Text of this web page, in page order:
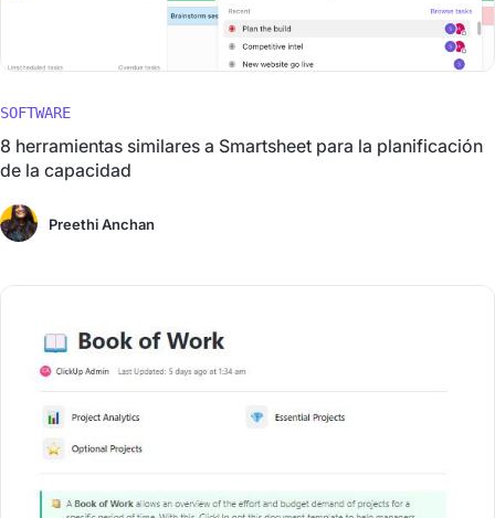
SOFTWARE
8 herramientas similares a Smartsheet para la planificación
de la capacidad
Preethi Anchan